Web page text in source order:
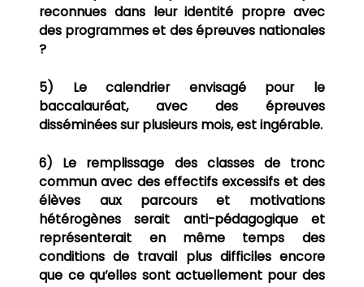
reconnues dans leur identité propre avec
des programmes et des épreuves nationales
?
5) Le calendrier envisagé pour le
baccalauréat, avec des épreuves
disséminées sur plusieurs mois, est ingérable.
6) Le remplissage des classes de tronc
commun avec des effectifs excessifs et des
élèves aux parcours et motivations
hétérogènes serait anti-pédagogique et
représenterait en même temps des
conditions de travail plus difficiles encore
que ce qu’elles sont actuellement pour des